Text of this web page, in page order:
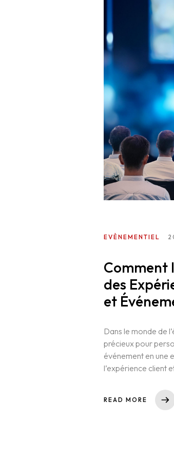
EVÈNEMENTIEL
Comment
des
et
Dans le monde de
précieux pour
événement en une
l’expérience client
READ MORE